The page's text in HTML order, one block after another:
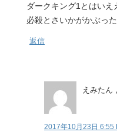
ダークキング1とはいえ
必殺とさいかがかぶっ
返信
えみたん
2017年10月23日 6:55